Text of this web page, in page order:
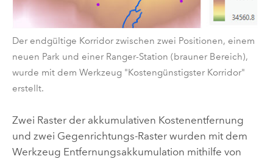
Der endgültige Korridor zwischen zwei Positionen, einem
neuen Park und einer Ranger-Station (brauner Bereich),
wurde mit dem Werkzeug "Kostengünstigster Korridor"
erstellt.
Zwei Raster der akkumulativen Kostenentfernung
und zwei Gegenrichtungs-Raster wurden mit dem
Werkzeug Entfernungsakkumulation mithilfe von